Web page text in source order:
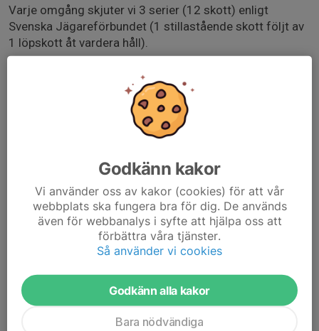
Varje omgång skjuter vi 3 serier (12 skott) enligt
Svenska Jägareförbundet (1 stillastående skott följt av
1 löpskott åt vardera håll).
Normal har vi ammunition till 308win, 30-06, 6,5x55 och
8x57 (tillgång kan dock ej garanteras)
OBS! Vi erbjuder enbart ammunition till de serier som
Signalflagga skall sitta i vapnet när det ej används.
Betalning föredragsvis via Swish.
Skyttar som tränar inför jägarexamen hänvisas till vår
träningsgrupp för just jägarexamen. Kontakt via
jagarexamen@abysk.se
Godkänn kakor
Vi använder oss av kakor (cookies) för att vår
webbplats ska fungera bra för dig. De används
även för webbanalys i syfte att hjälpa oss att
förbättra våra tjänster.
Så använder vi cookies
Godkänn alla kakor
Bara nödvändiga